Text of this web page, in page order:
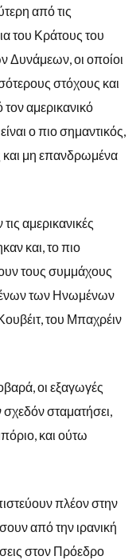
από τις
του Κράτους του
Δυνάμεων, οι οποίοι
στόχους και
αμερικανικό
ο πιο σημαντικός,
και μη επανδρωμένα
αμερικανικές
και, το πιο
τους συμμάχους
των Ηνωμένων
του Μπαχρέιν
οι εξαγωγές
σχεδόν σταματήσει,
και ούτω
πλέον στην
από την ιρανική
στον Πρόεδρο